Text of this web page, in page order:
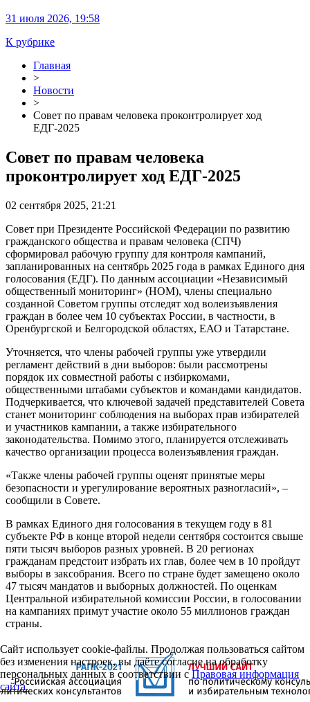
31 июля 2026, 19:58
К рубрике
Главная
>
Новости
>
Совет по правам человека проконтролирует ход
ЕДГ-2025
Совет по правам человека
проконтролирует ход ЕДГ-2025
02 сентября 2025, 21:21
Совет при Президенте Российской Федерации по развитию
гражданского общества и правам человека (СПЧ)
сформировал рабочую группу для контроля кампаний,
запланированных на сентябрь 2025 года в рамках Единого дня
голосования (ЕДГ). По данным ассоциации «Независимый
общественный мониторинг» (НОМ), члены специально
созданной Советом группы отследят ход волеизъявления
граждан в более чем 10 субъектах России, в частности, в
Оренбургской и Белгородской областях, ЕАО и Татарстане.
Уточняется, что члены рабочей группы уже утвердили
регламент действий в дни выборов: были рассмотрены
порядок их совместной работы с избиркомами,
общественными штабами субъектов и командами кандидатов.
Подчеркивается, что ключевой задачей представителей Совета
станет мониторинг соблюдения на выборах прав избирателей
и участников кампании, а также избирательного
законодательства. Помимо этого, планируется отслеживать
качество организации процесса волеизъявления граждан.
«Также члены рабочей группы оценят принятые меры
безопасности и урегулирование вероятных разногласий», –
сообщили в Совете.
В рамках Единого дня голосования в текущем году в 81
субъекте РФ в конце второй недели сентября состоится свыше
пяти тысяч выборов разных уровней. В 20 регионах
гражданам предстоит избрать их глав, более чем в 10 пройдут
выборы в заксобрания. Всего по стране будет замещено около
47 тысяч мандатов и выборных должностей. По оценкам
Центральной избирательной комиссии России, в голосовании
на кампаниях примут участие около 55 миллионов граждан
страны.
Сайт использует cookie-файлы. Продолжая пользоваться сайтом
без изменения настроек, вы даёте согласие на обработку
персональных данных в соответствии сПравовая информация
сайта.